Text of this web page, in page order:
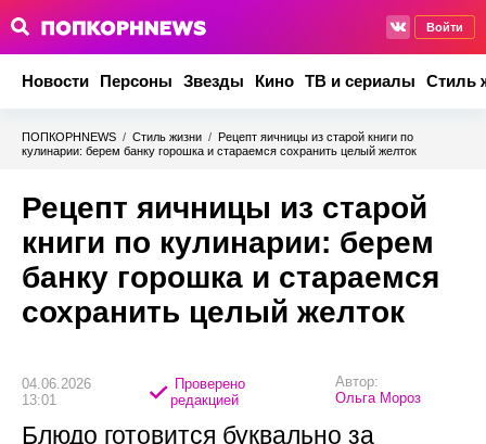
Войти
Новости Персоны Звезды Кино ТВ и сериалы Стиль
ПОПКОРНNEWS / Стиль жизни / Рецепт яичницы из старой книги по
кулинарии: берем банку горошка и стараемся сохранить целый желток
Рецепт яичницы из старой
книги по кулинарии: берем
банку горошка и стараемся
сохранить целый желток
04.06.2026
13:01
Проверено
редакцией
Автор:
Ольга Мороз
Блюдо готовится буквально за